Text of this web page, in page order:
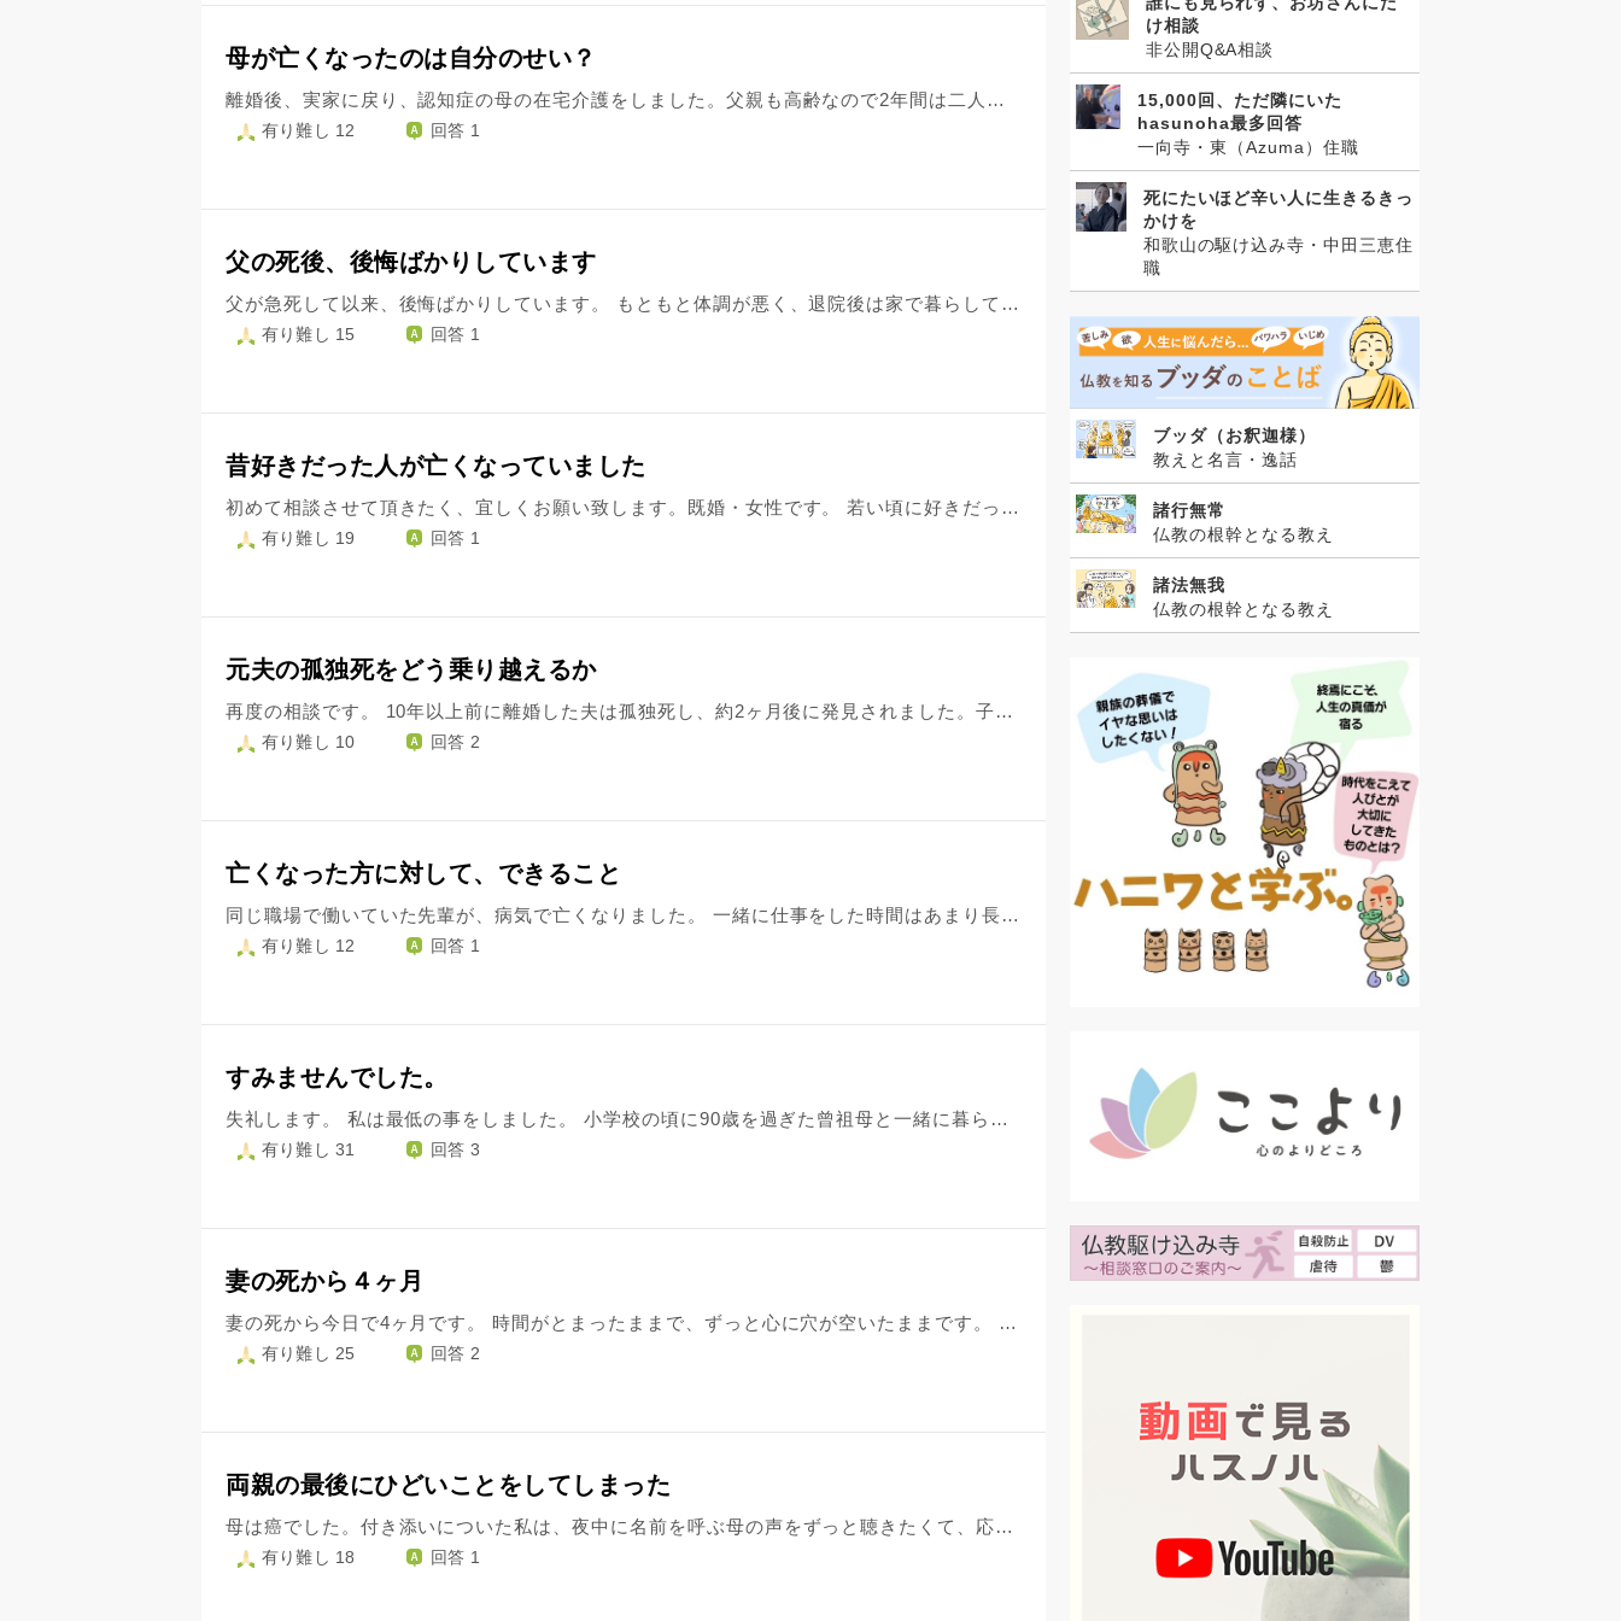
母が亡くなったのは自分のせい？
離婚後、実家に戻り、認知症の母の在宅介護をしました。父親も高齢なので2年間は二人の介護と仕事しながらも恋愛もし、私の婚約を機に実家を売却し、他県に引越し、二人とも施設に入ってもらいました。なのに、婚約破棄になり、帰る家も無くそのまま施設にいたが、長男である兄の居る県に両親の施設を移すことになり、私も一緒の街に引越したが、三週間経たない内に母が誤嚥性の窒息死で事故死を遂げました。 認知症が発覚した最初の頃は、怒ったりひどい事を言ったりイライラしてあたったり、急かしたり。私のせいで余計悪化したかもしれません。 病気を受け入れてからは精一杯介護しました。母には大切に育ててもらったのに、いつも素直になれず。病気になってから会話もできなくなってからやっと、ごめんねやありがとうが言えるようになりました。 私の都合で在宅から施設に入り、今回また別の施設に移り、思いのほかかなり高額になったので、私はお金の心配をし、また別の施設を考えたりしてしまいました。 亡くなる二日前に、施設の方針で大きな病院で健診を受けることになり、その際先生から、健診結果を聞かされた時、癌など含めすぐに検査しなければならない状態ではない、と言われ、ホッとした反面、癌などの疑いはないってことですね？実は、癌などの病気だと手当てが変わるので…と言ってしまいました。癌を望んでいた訳ではありませんが、私の心の中は、癌だと今の施設でもお金を貯金から回さなくても払える、と思ったのです。 ひどい娘です。 そんな浅ましい私のせいで、これ以上迷惑掛けれないと思って亡くなったんじゃないか、と自分を責めてしまいます。
有り難し 12 回答 1
父の死後、後悔ばかりしています
父が急死して以来、後悔ばかりしています。 もともと体調が悪く、退院後は家で暮らしていましたが突然急変しすぐに旅立ちました。 亡くなる一週間ほど前に父と喧嘩をし、母から父の介護の愚痴をずっと聞かされイライラしており、父があれが食べたい飲みたいと言うのをたまに無視してしまっていました。 そして亡くなる前々日にも喧嘩をし、やっと会話をしたのは急変した日の朝でした。 どうしてもっと優しくできなかったのだろうとすごく後悔しています。 亡くなってから母に聞いたのですが私は父の一番だったらしく、もっと相手をして寂しい思いをさせなければ良かったと毎日泣いてしまいます。 父の要望を聞いていれば体力が少しでもついて急変しなかったのではないか、もっと父の病態に注意を払っていれば防げたのではないか、後悔ばかりです。 会話は普段から少なかったのですが、仕事帰りに父のためにたまに買ってきた食べ物を喜んでいていたらしく、それが唯一の救いです。 わたしが寿命を終える時には父に再会できるでしょうか。 会って謝って、お礼がしたいです。
有り難し 15 回答 1
昔好きだった人が亡くなっていました
初めて相談させて頂きたく、宜しくお願い致します。既婚・女性です。 若い頃に好きだった人への想いを引きずり、後悔のまま30年近くが過ぎました。彼が扉を開いてくれたのに、自信や勇気がなく飛び込めませんでした。 その後、彼も私も同時期にそれぞれの人と結婚し、偶然26年前に会ったのが最後です。 何処かで幸せに暮らしてくれてればそれで良いと、心の奥でそれを糧に生きてきました。向こうは私の事など何とも思ってないかもしれませんが 私の願望でしょうが、彼の夢を何度も見て目覚めては、包まれてた様な不思議な感覚になりました。 最近、その彼が15年前に40代の若さで闘病の末、亡くなっていた事を知り愕然としています。 彼のいない世界を15年も知らずに生きてたなんて… 彼が亡くなった同年には、私の父が病気で他界し、下の息子が産まれました。 これから息子の成長を感じる度、生涯、亡くなった彼の年月を感じることでしょう。 誰に話す事もできず、楽しかった日々や、彼の闘病中の心情や、ご家族の無念さを思うと、辛くて涙する毎日です。 優しく前向きな人だったので、よく声がけしてくれた「泣くな、頑張れ」という声を思い出しては涙が出ます。 彼への想いをどう昇華すれば良いのか、まさかこのような結末になっているとは夢にも思わず、わからなくなってしまいました。 長文失礼致しました。 お読み下さり有難うございます。
有り難し 19 回答 1
元夫の孤独死をどう乗り越えるか
再度の相談です。 10年以上前に離婚した夫は孤独死し、約2ヶ月後に発見されました。子供と荼毘にふし、遺骨も引き取りました。 離婚の原因は、結婚当初同居していた義母の浪費癖と、その後元夫の浮気、私に相談無しの独立でした。 義母の浪費については元夫と話し合い、私たちの貯金で工面しました。その後義母とは別居しましたが、家賃滞納やお金の無心をされることもありました。私も仕事をしていましたし、一回の金額はそれほど高額ではなかったので、元夫には内緒で工面してきました。 その後元夫は浮気したことが発覚したのです。私は気付きませんでしたが、相手の方のご主人から告げられ知ることとなりました。 話し合い、やり直す約束をして新居を購入しました。私はすべてを許す覚悟でした。 しかし元夫は私に相談することなく独立を計画し、全て準備してから私に切り出してきました。 私はこれまで元夫を許してきましたが、そこで愛情が切れてしまいました。しかし子供もいるのですぐに離婚はせず、フルタイムの仕事に就いて、生活を支えるようになりました。 元夫の事業は3年後順調になりましたが、お金を持つようになって、人が変わってしまいました。私を見下す発言も多くなりました。 離婚は私から申し出ました。調停を起こし、養育費の額も決めました。元夫の仕事はその後しばらくは順調のようでしたが、東日本大震災を機に経営が難しくなっていったようです。養育費の支払いも止まりました。 私はフルタイムの仕事、日雇いでのアルバイトで、子供の教育費を貯めていきました。おかげで子供を私立理系大学院まで進ませました。 元夫には、当初憎しみしかありませんでした。 でも時々連絡を取り合うようになり、元夫は子供を本当に大切に思っていたし、経済的に支えられないことを悔やんでいることも理解できました。また、元夫が経済的に行き詰まっていることを知ってから、私は負債を整理できたなら、一緒に暮らしたいとも考えていました。 元夫との最期の会話の際に「離婚なんてしたくなかった」と伝えました。元夫はありがとうと言ってくれました。 体調が悪いと知っていたのに、私は何で元夫を病院に連れて行かなかったのだろう。私が見殺しにしたのではないかと、苦しい毎日を送っています。 どのように気持ちの整理をつけたらいいでしょうか？
有り難し 10 回答 2
亡くなった方に対して、できること
同じ職場で働いていた先輩が、病気で亡くなりました。 一緒に仕事をした時間はあまり長くなかったのですが、優しくて誠実で、多くの人に慕われる方で、その先輩のようになりたいと密かに思っていました。 ある日、休職明けの先輩に会えたことが嬉しくなってしまい、先輩に「聞いてくださいよー」と一方的に愚痴を話してしまいました。先輩の表情が、私の愚痴に気圧されたように見え、悪いことをしてしまったと思いましたが、きちんと謝れないまま、先輩は再び休職に入り、私は進学し直すために退職してしまいました。 先輩の病状が比較的深刻であったことは伏せられていて、退職してからその事実を知りました。 休職明けで体力的にも辛い先輩に一方的かつ自己中心的に愚痴を浴びせてしまったことを後悔し、いつか改めて謝りたいと思っていましたが、今年の春、先輩が亡くなったことを元同僚から聞きました。 看護職なのに、先輩の体調に配慮できなかったことを後悔しています。 私の「先輩に謝りたかった」という気持ちも、エゴのような、自己中心的な気がして情けないと思います。 私の自己満足でしかないかもしれませんが、亡くなった先輩に対して、何かできることはあるのでしょうか？ どのような心構えで過ごしたらよいのでしょうか？ 何かご助言をいただけるとありがたいです。 どうぞ宜しくお願いいたします。
有り難し 12 回答 1
すみませんでした。
失礼します。 私は最低の事をしました。 小学校の頃に90歳を過ぎた曾祖母と一緒に暮らしていました。 曾祖母は優しく温かい人で自分に沢山良くしてくれました。 ですが私は曾祖母を邪険に扱いました。 時には叩いたりもしました。 両親からはダメだとやめなさいと叱られましたが止まれませんでした。 そして曾祖母は亡くなりました。 曾祖母が亡くなってから初めて後悔しました。 なんであんなことをしたのかや、やらなければよかったと思う時期もありましたが今考えるとあの時はもう過ぎていて、他に考える能力もありませんでした。 やったことは変えられません。したことを背負っていきます。 仏壇の前やお墓の前で謝罪をしたりもしましたが、もういません。 生きているうちにしておかなければしなければいけないことでした。 地獄はあるのでしょうか。 この気持ちは自分が反省していると思いたいのか。ただ罰を受けたいのかもしれません。 誰かに聞いて欲しかったので投稿させていただきます。
有り難し 31 回答 3
妻の死から４ヶ月
妻の死から今日で4ヶ月です。 時間がとまったままで、ずっと心に穴が空いたままです。 毎日、辛く、悲しく、寂しいです。いつもそばにいた妻がいない生活が楽しくなく、何をしても続きません。 毎日、会いたい気持ちばっかりで、やはり妻の元へ行きたい気持ちが消えません。会いたい気持ちが強くなると、胸が苦しいです。心療内科にも通院して薬に頼っていますが、何も変わりません。生きているのがつらく、何度もhasunohaにお世話になっています。子供たちとも、妻の生前はダジャレを言ったり、ふざけたりして過ごしていましたが、そんな気分にもなれず、会話も少なくなりましたし、子供達の前で笑うこともできません。子供達も悲しい、寂しい気持ちなのに、明るく振る舞うことができないパパで申し訳ない気持ちです。こんな状態を脱するにはどうすればいいでしょうか。もう死んで楽になりたいです。
有り難し 25 回答 2
両親の最後にひどいことをしてしまった
母は癌でした。付き添いについた私は、夜中に名前を呼ぶ母の声をずっと聴きたくて、応えませんでした。私が20代の時です。 父は緩和病棟に入ってから、危篤状態が１０日以上続いてました。姉妹で交代に泊まり込んでいました。弟の番の時、叔父との交代に現れない為、電話がかかってきましたが、疲れてた私は、明日は私なんだからと、電話に出ませんでした。父はその晩、亡くなりました。 両親に甘えることができなかった私は、苦しんで助けを求めているのにその声を聞いておきたいという甘えた思いで母を助けませんでした。父が呼んでいるのに、横になりたいから知らんふりをしました。両親に申し訳なくて、申し訳なくてどうしようもありません。 後を継いだ弟の都合で父には供養も満足にできていない状態です。 取り返しのつかないこれらのことを抱えて、いつも後悔の念に苛まれています。
有り難し 18 回答 1
け相談
非公開Q&A相談
15,000回、ただ隣にいた
hasunoha最多回答
一向寺・東（Azuma）住職
死にたいほど辛い人に生きるきっ
かけを
和歌山の駆け込み寺・中田三恵住
職
ブッダ（お釈迦様）
教えと名言・逸話
諸行無常
仏教の根幹となる教え
諸法無我
仏教の根幹となる教え